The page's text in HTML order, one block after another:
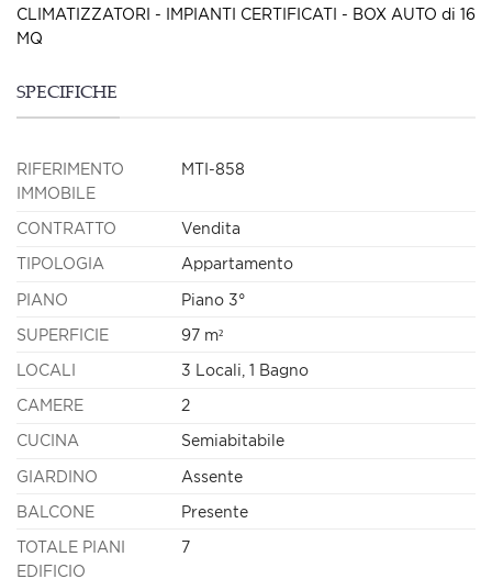
CLIMATIZZATORI - IMPIANTI CERTIFICATI - BOX AUTO di 16
MQ
SPECIFICHE
RIFERIMENTO
IMMOBILE
MTI-858
CONTRATTO Vendita
TIPOLOGIA Appartamento
PIANO Piano 3°
SUPERFICIE 97 m²
LOCALI 3 Locali, 1 Bagno
CAMERE 2
CUCINA Semiabitabile
GIARDINO Assente
BALCONE Presente
TOTALE PIANI
EDIFICIO
7